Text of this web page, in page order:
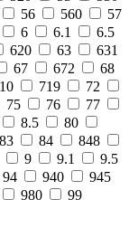
56 560
57
6 6.1
6.5
620 63
631
67 672
68
719
72
75 76
77
8.5
80
83 84
848
9 9.1
9.5
94 940
945
980
99